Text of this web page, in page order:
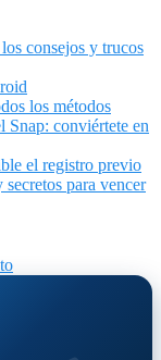
consejos y trucos
los métodos
Snap: conviértete en
el registro previo
para vencer